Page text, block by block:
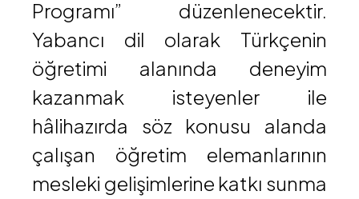
Programı” düzenlenecektir.​​
Yabancı dil olarak Türkçenin
öğretimi alanında deneyim
kazanmak isteyenler ile
hâlihazırda söz konusu alanda
çalışan öğretim elemanlarının
mesleki gelişimlerine katkı sunma